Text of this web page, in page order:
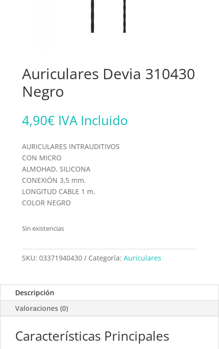
Auriculares Devia 310430
Negro
4,90€ IVA Incluido
AURICULARES INTRAUDITIVOS
CON MICRO
ALMOHAD. SILICONA
CONEXIÓN 3,5 mm.
LONGITUD CABLE 1 m.
COLOR NEGRO
Sin existencias
SKU: 03371940430 Categoría: Auriculares
Descripción
Valoraciones (0)
Características Principales